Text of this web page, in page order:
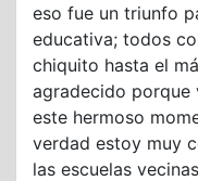
eso fue un triunfo
educativa; todos
chiquito hasta el
agradecido
este hermoso
verdad estoy muy
las escuelas